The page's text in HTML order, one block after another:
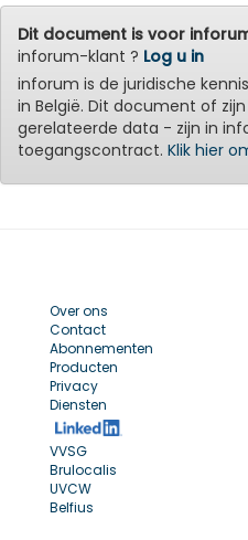
Dit document is voor
inforum-klant ? Log u in
inforum is de juridische
in België. Dit document of
gerelateerde data - zijn in
toegangscontract. Klik hier
Over ons
Contact
Abonnementen
Producten
Privacy
Diensten
VVSG
Brulocalis
UVCW
Belfius